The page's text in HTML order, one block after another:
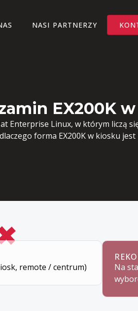
NASI PARTNERZY
EX200K
Enterprise Linux, w którym liczą
forma EX200K w kiosku
remote / centrum)
Na